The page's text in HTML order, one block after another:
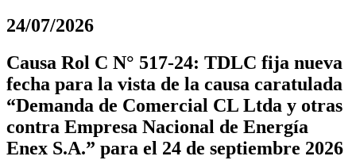
24/07/2026
Causa Rol C N° 517-24: TDLC fija nueva
fecha para la vista de la causa caratulada
“Demanda de Comercial CL Ltda y otras
contra Empresa Nacional de Energía
Enex S.A.” para el 24 de septiembre 2026